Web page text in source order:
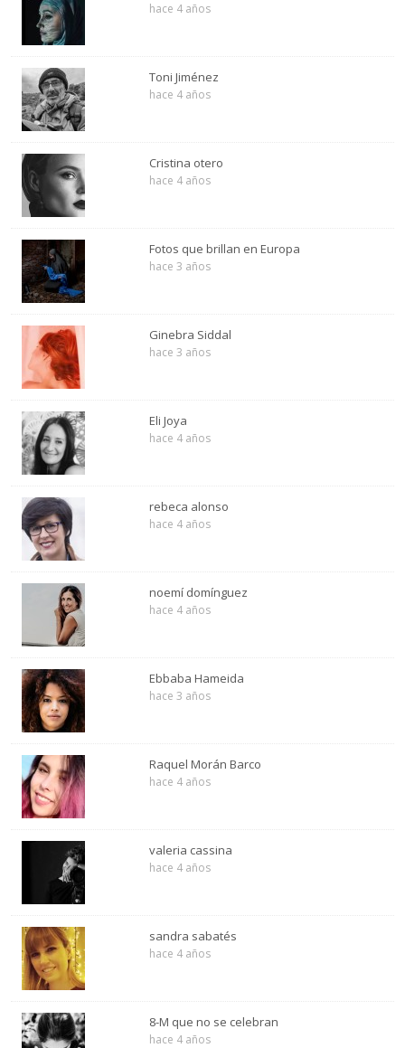
hace 4 años
Toni Jiménez
hace 4 años
Cristina otero
hace 4 años
Fotos que brillan en Europa
hace 3 años
Ginebra Siddal
hace 3 años
Eli Joya
hace 4 años
rebeca alonso
hace 4 años
noemí domínguez
hace 4 años
Ebbaba Hameida
hace 3 años
Raquel Morán Barco
hace 4 años
valeria cassina
hace 4 años
sandra sabatés
hace 4 años
8-M que no se celebran
hace 4 años